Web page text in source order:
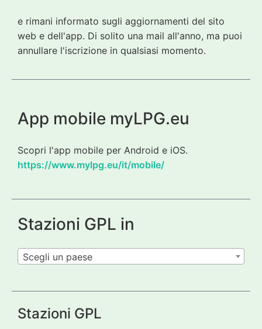
e rimani informato sugli aggiornamenti del sito
web e dell'app. Di solito una mail all'anno, ma puoi
annullare l'iscrizione in qualsiasi momento.
App mobile myLPG.eu
Scopri l'app mobile per Android e iOS.
https://www.mylpg.eu/it/mobile/
Stazioni GPL in
Scegli un paese
Stazioni GPL